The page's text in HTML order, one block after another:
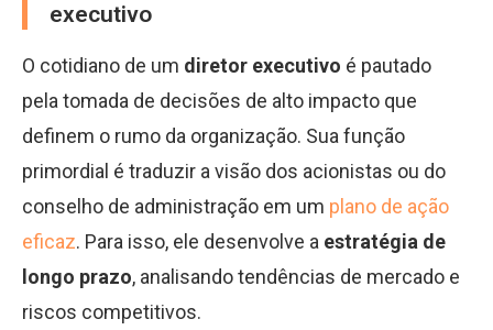
executivo
O cotidiano de um diretor executivo é pautado
pela tomada de decisões de alto impacto que
definem o rumo da organização. Sua função
primordial é traduzir a visão dos acionistas ou do
conselho de administração em um plano de ação
eficaz. Para isso, ele desenvolve a estratégia de
longo prazo, analisando tendências de mercado e
riscos competitivos.